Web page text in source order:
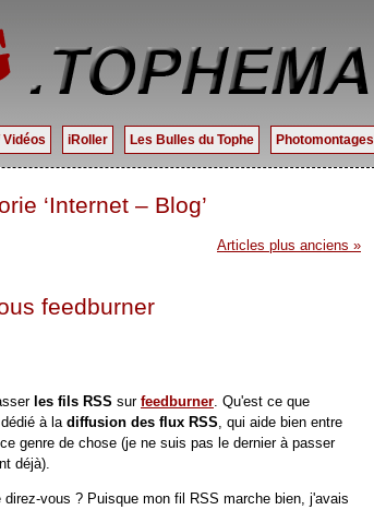
Vidéos iRoller Les Bulles du Tophe Photomontages
‘Internet – Blog’
Articles plus anciens »
feedburner
les fils RSS sur feedburner. Qu'est ce que
dédié à la diffusion des flux RSS, qui aide bien entre
genre de chose (je ne suis pas le dernier à passer
déjà).
direz-vous ? Puisque mon fil RSS marche bien, j'avais